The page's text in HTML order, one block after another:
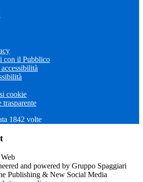
con il Pubblico
cookie
1842 volte
and powered by Gruppo Spaggiari
Publishing & New Social Media